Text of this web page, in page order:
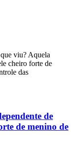
viu? Aquela
cheiro forte de
das
de
de menino de